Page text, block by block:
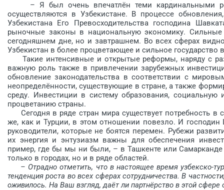
– Я был очень впечатлён теми кардинальными
осуществляются в Узбекистане. В процессе
Узбекистана Его Превос­ходительства господина
рыночные законы в национальную экономику. Сильные
сегодняшнем дне, но и завтрашнем. Во всех сферах
Узбекистан в более процветающее и сильное государство
Такие интенсивные и открытые реформы, наряду с
важную роль также в прив­лечении зарубежных
обновление законодательства в соответствии с
неопределённости, существующие в стране, а также
среду. Инвестиции в систему образования, социальную
процветанию страны.
Сегодня в ряде стран мира су­ществует потребность в
же, как и Турции, в этом отношении повезло. И
руководители, которые не боятся перемен. Рубежи
их энергия и энтузиазм важны для обеспечения
пример, где бы мы ни были, – в Ташкенте или
только в городах, но и в ряде об­ластей.
– Отрадно отметить, что в настоящее время узбекско-
тенденция роста во всех сферах сотрудни­чества. В
оживилось. На Ваш взгляд, даёт ли партнёрство в этой